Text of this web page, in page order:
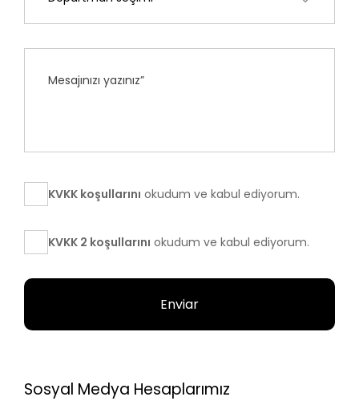
KVKK koşullarını okudum ve kabul ediyorum.
KVKK 2 koşullarını okudum ve kabul ediyorum.
Enviar
Sosyal Medya Hesaplarımız